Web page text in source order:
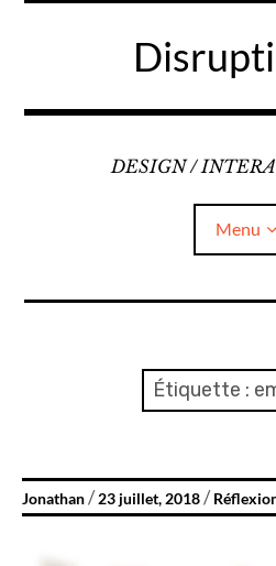
DESIGN /
Menu
Étiquette :
Jonathan 23 juillet, 2018